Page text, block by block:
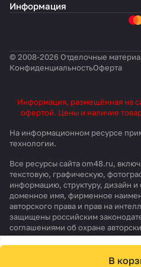
В
Информация
© 2008-2026 Отделочные
КонфиденциальностьОферта
Информация, размещённая на
офертой. Цены и наличие
На информационном ресурсе
технологии.
Все ресурсы сайта om48.ru,
текстовую, графическую,
информацию, структуру, дизайн
доменное имя, фирменное
авторского права и прав на
защищены российским
соглашениями об охране